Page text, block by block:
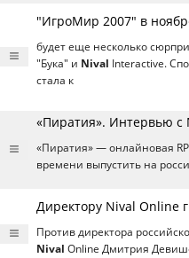
"ИгроМир 2007" в
будет еще несколько
"Бука" и Nival Interactive.
стала к
«Пиратия». Интервью с
«Пиратия» — онлайновая
времени выпустить на
Директору Nival Online
Против директора
Nival Online Дмитрия